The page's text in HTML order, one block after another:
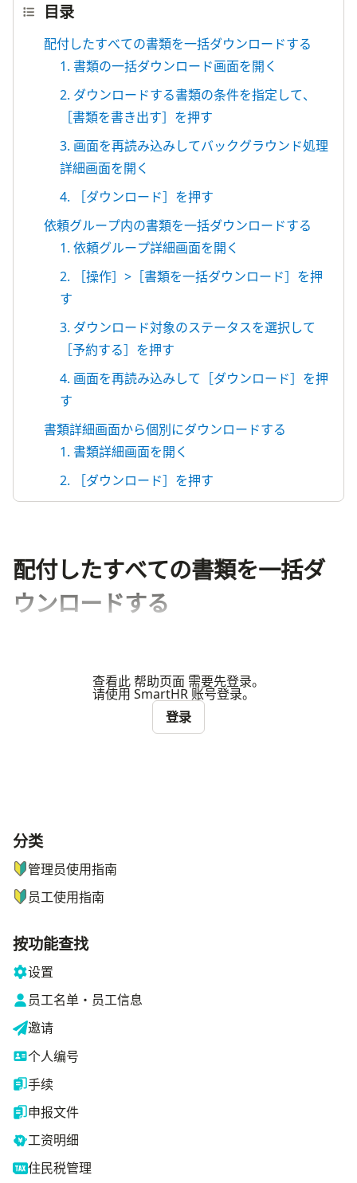
目录
配付したすべての書類を一括ダウンロードする
1. 書類の一括ダウンロード画面を開く
2. ダウンロードする書類の条件を指定して、
［書類を書き出す］を押す
3. 画面を再読み込みしてバックグラウンド処理
詳細画面を開く
4. ［ダウンロード］を押す
依頼グループ内の書類を一括ダウンロードする
1. 依頼グループ詳細画面を開く
2. ［操作］>［書類を一括ダウンロード］を押
す
3. ダウンロード対象のステータスを選択して
［予約する］を押す
4. 画面を再読み込みして［ダウンロード］を押
す
書類詳細画面から個別にダウンロードする
1. 書類詳細画面を開く
2. ［ダウンロード］を押す
配付したすべての書類を一括ダ
ウンロードする
查看此 帮助页面 需要先登录。
请使用 SmartHR 账号登录。
登录
ナビゲーションメニュー
分类
管理员使用指南
员工使用指南
按功能查找
设置
员工名单・员工信息
邀请
个人编号
手续
申报文件
工资明细
住民税管理